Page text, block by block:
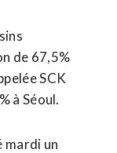
de 67,5%
SCK
à Séoul.
mardi un